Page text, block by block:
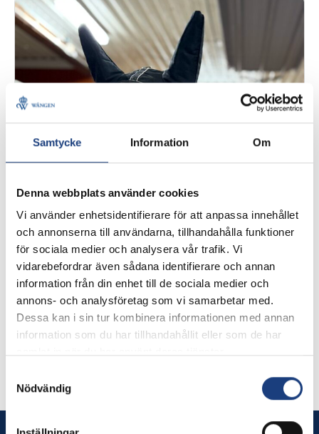
Samtycke Information Om
Denna webbplats använder cookies
Vi använder enhetsidentifierare för att anpassa innehållet
och annonserna till användarna, tillhandahålla funktioner
för sociala medier och analysera vår trafik. Vi
vidarebefordrar även sådana identifierare och annan
information från din enhet till de sociala medier och
annons- och analysföretag som vi samarbetar med.
Dessa kan i sin tur kombinera informationen med annan
information som du har tillhandahållit eller som de har
Nödvändig
Järvsö Brigitta